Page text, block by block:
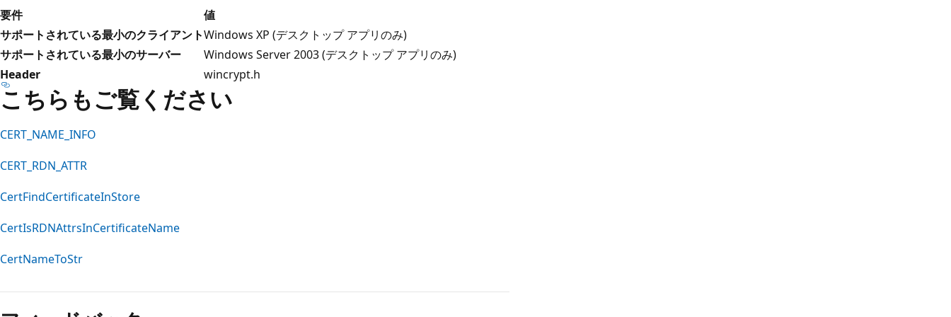
要件
値
サポートされている最小のクライアントWindows XP (デスクトップ アプリのみ)
サポートされている最小のサーバー
Windows Server 2003 (デスクトップ アプリのみ)
Header
wincrypt.h
こちらもご覧ください
CERT_NAME_INFO
CERT_RDN_ATTR
CertFindCertificateInStore
CertIsRDNAttrsInCertificateName
CertNameToStr